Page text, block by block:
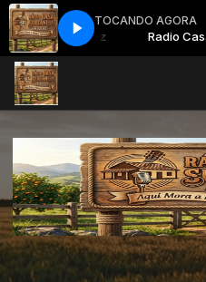
TOCANDO AGORA
AM 1100 KHz Radio Casa